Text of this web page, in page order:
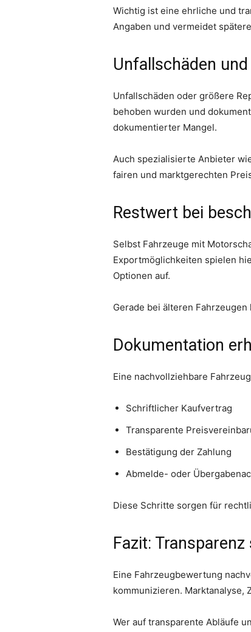
Wichtig ist eine ehrliche und
Angaben und vermeidet
Unfallschäden
Unfallschäden oder größere
behoben wurden und
dokumentierter Mangel.
Auch spezialisierte Anbieter
fairen und marktgerechten
Restwert bei
Selbst Fahrzeuge mit
Exportmöglichkeiten spielen
Optionen auf.
Gerade bei älteren
Dokumentation
Eine nachvollziehbare
Schriftlicher Kaufvertrag
Transparente
Bestätigung der Zahlung
Abmelde- oder
Diese Schritte sorgen für
Fazit:
Eine Fahrzeugbewertung
kommunizieren. Marktanalyse,
Wer auf transparente Abläufe